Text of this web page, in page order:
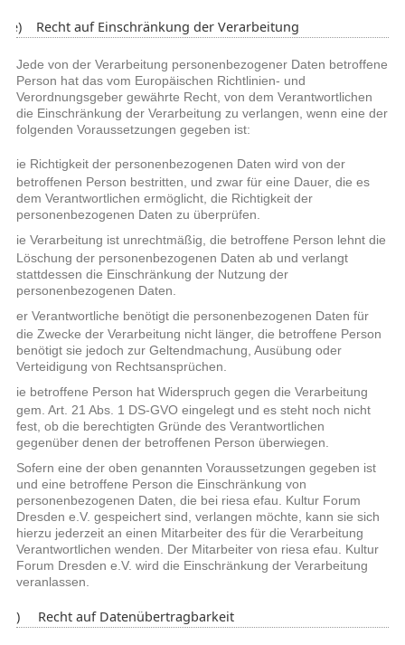
e) Recht auf Einschränkung der Verarbeitung
Jede von der Verarbeitung personenbezogener Daten betroffene
Person hat das vom Europäischen Richtlinien- und
Verordnungsgeber gewährte Recht, von dem Verantwortlichen
die Einschränkung der Verarbeitung zu verlangen, wenn eine der
folgenden Voraussetzungen gegeben ist:
Die Richtigkeit der personenbezogenen Daten wird von der
betroffenen Person bestritten, und zwar für eine Dauer, die es
dem Verantwortlichen ermöglicht, die Richtigkeit der
personenbezogenen Daten zu überprüfen.
Die Verarbeitung ist unrechtmäßig, die betroffene Person lehnt die
Löschung der personenbezogenen Daten ab und verlangt
stattdessen die Einschränkung der Nutzung der
personenbezogenen Daten.
Der Verantwortliche benötigt die personenbezogenen Daten für
die Zwecke der Verarbeitung nicht länger, die betroffene Person
benötigt sie jedoch zur Geltendmachung, Ausübung oder
Verteidigung von Rechtsansprüchen.
Die betroffene Person hat Widerspruch gegen die Verarbeitung
gem. Art. 21 Abs. 1 DS-GVO eingelegt und es steht noch nicht
fest, ob die berechtigten Gründe des Verantwortlichen
gegenüber denen der betroffenen Person überwiegen.
Sofern eine der oben genannten Voraussetzungen gegeben ist
und eine betroffene Person die Einschränkung von
personenbezogenen Daten, die bei riesa efau. Kultur Forum
Dresden e.V. gespeichert sind, verlangen möchte, kann sie sich
hierzu jederzeit an einen Mitarbeiter des für die Verarbeitung
Verantwortlichen wenden. Der Mitarbeiter von riesa efau. Kultur
Forum Dresden e.V. wird die Einschränkung der Verarbeitung
veranlassen.
f) Recht auf Datenübertragbarkeit